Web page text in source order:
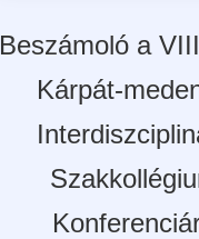
Beszámoló a
Kárpát-